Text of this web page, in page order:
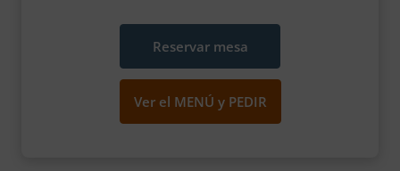
Reservar mesa
Ver el MENÚ y PEDIR